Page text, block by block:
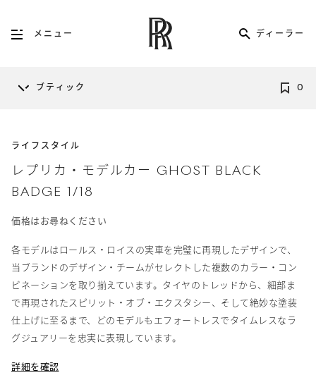
ライフスタイル
レプリカ・モデルカー GHOST BLACK
BADGE 1/18
価格はお尋ねください
各モデルはロールス・ロイスの実車を完璧に再現したデザインで、
当ブランドのデザイン・チームがセレクトした複数のカラー・コン
ビネーションを取り揃えています。タイヤのトレッドから、細部ま
で再現されたスピリット・オブ・エクスタシー、そして絶妙な塗装
仕上げに至るまで、どのモデルもエフォートレスでタイムレスなラ
グジュアリーを忠実に表現しています。
詳細を確認
メニュー ディーラー
ブティック 0